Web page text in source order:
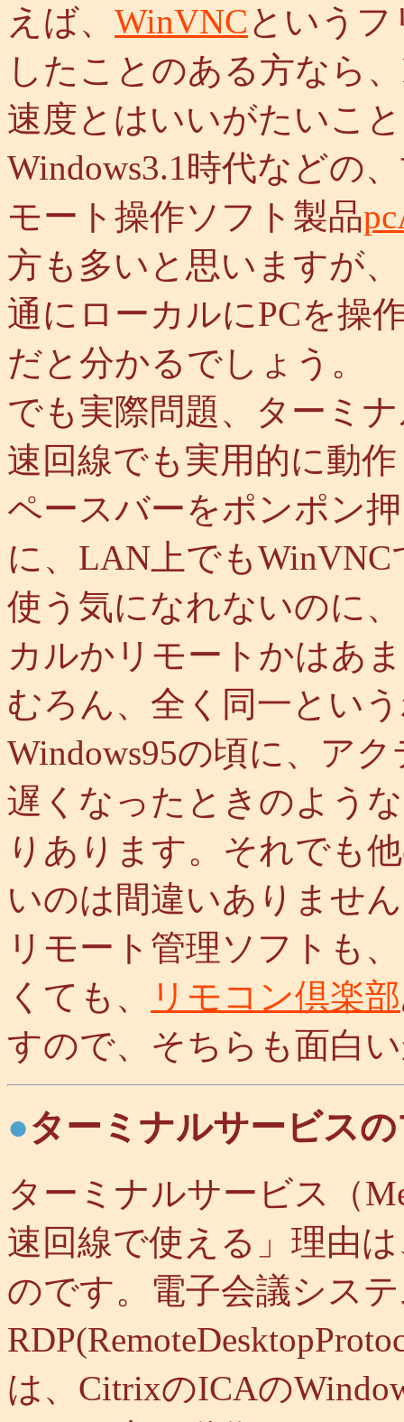
えば、 WinVNCという
したことのある方なら
速度とはいいがたいこ
Windows3.1時代などの
モート操作ソフト製品
方も多いと思いますが
通にローカルにPCを操
だと分かるでしょう。
でも実際問題、ターミ
速回線でも実用的に動
ペースバーをポンポン
に、LAN上でも
使う気になれないのに
カルかリモートかはあ
むろん、全く同一とい
Windows95の頃に、ア
遅くなったときのよう
りあります。それでも
いのは間違いありませ
リモート管理ソフトも
くても、
リモコン倶楽部
すので、そちらも面白
●ターミナルサービス
ターミナルサービス（
速回線で使える」理由
のです。電子会議シス
は、CitrixのICAの